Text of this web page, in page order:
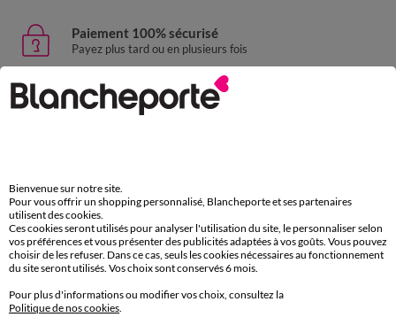
Paiement 100% sécurisé
Payez plus tard ou en plusieurs fois
Livraison express
domicile, relais, consignes automatiques
Service clients
par chat et par téléphone
de 8h00 à 20h00 du lundi au samedi
Bienvenue sur notre site.
Pour vous offrir un shopping personnalisé, Blancheporte et ses partenaires
utilisent des cookies.
Ces cookies seront utilisés pour analyser l'utilisation du site, le personnaliser selon
vos préférences et vous présenter des publicités adaptées à vos goûts. Vous pouvez
choisir de les refuser. Dans ce cas, seuls les cookies nécessaires au fonctionnement
du site seront utilisés. Vos choix sont conservés 6 mois.
Pour plus d'informations ou modifier vos choix, consultez la
Politique de nos cookies.